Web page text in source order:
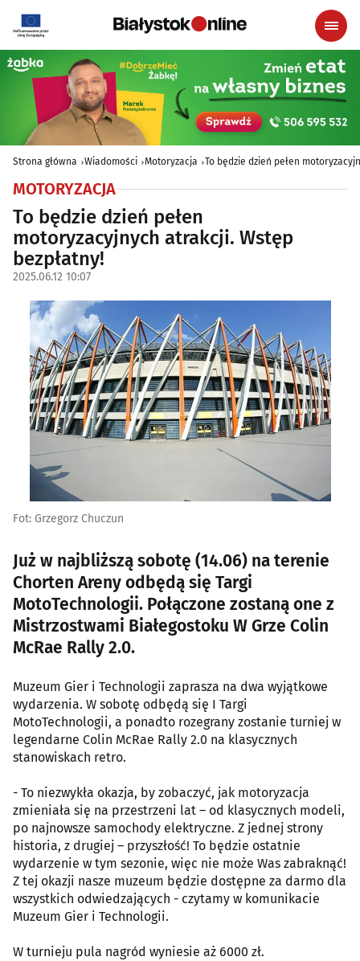
Strona główna Wiadomości Motoryzacja To będzie dzień pełen
MOTORYZACJA
To będzie dzień pełen
motoryzacyjnych atrakcji. Wstęp
bezpłatny!
2025.06.12 10:07
Fot: Grzegorz Chuczun
Już w najbliższą sobotę (14.06) na terenie
Chorten Areny odbędą się Targi
MotoTechnologii. Połączone zostaną one z
Mistrzostwami Białegostoku W Grze Colin
McRae Rally 2.0.
Muzeum Gier i Technologii zaprasza na dwa wyjątkowe
wydarzenia. W sobotę odbędą się I Targi
MotoTechnologii, a ponadto rozegrany zostanie turniej w
legendarne Colin McRae Rally 2.0 na klasycznych
stanowiskach retro.
- To niezwykła okazja, by zobaczyć, jak motoryzacja
zmieniała się na przestrzeni lat – od klasycznych modeli,
po najnowsze samochody elektryczne. Z jednej strony
historia, z drugiej – przyszłość! To będzie ostatnie
wydarzenie w tym sezonie, więc nie może Was zabraknąć!
Z tej okazji nasze muzeum będzie dostępne za darmo dla
wszystkich odwiedzających - czytamy w komunikacie
Muzeum Gier i Technologii.
W turnieju pula nagród wyniesie aż 6000 zł.